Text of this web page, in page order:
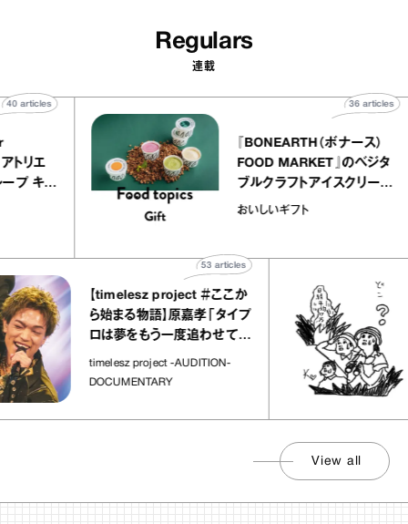
Regulars
連載
ー アトリエ
クレープ キャ
40articles
『BONEARTH（ボナース
FOOD MARKET』のベ
ブルクラフトアイスクリ
｜真野知子の「おいしい
おいしいギフト
36
【timelesz project ＃ここか
ら始まる物語】原嘉孝「タイプ
ロは夢をもう一度追わせてく
timelesz project -AUDITION-
DOCUMENTARY
articles
View all